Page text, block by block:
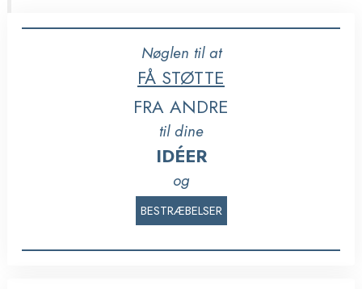
Nøglen til at
FÅ STØTTE
FRA ANDRE
til dine
IDÉER
og
BESTRÆBELSER